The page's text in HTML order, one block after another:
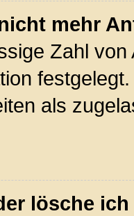
mehr
Zahl
als
lösche